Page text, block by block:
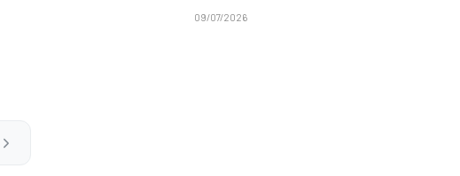
09/07/2026